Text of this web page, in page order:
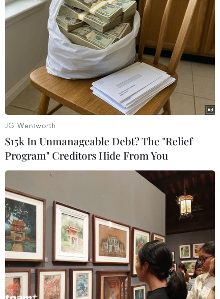
Trung Quốc: Phẫn nộ với đoạn video
thanh niên đánh cụ già ăn mày
09/09/2014 23:09
Một đoạn video nghiệp dư, quay cảnh một thanh niên
đánh đập một người ăn mày cao tuổi giữa ban ngày tại
thành phố Phúc Châu, tỉnh Phúc Kiến (Trung Quốc), đã
khiến cư dân mạng nước này hết sức phẫn nộ.
JG Wentworth
$15k In Unmanageable Debt? The "Relief
Program" Creditors Hide From You